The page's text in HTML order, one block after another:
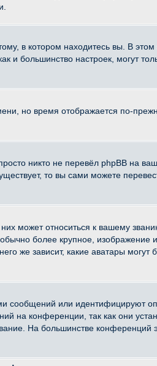
в котором находитесь вы. В
и большинство настроек, могут
но время отображается по-
никто не перевёл phpBB на
то вы сами можете
может относиться к вашему
более крупное, изображение
же зависит, какие аватары
или идентифицируют
на конференции, так как они
На большинстве конференций